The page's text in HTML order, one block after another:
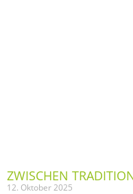
ZWISCHEN
12. Oktober 2025